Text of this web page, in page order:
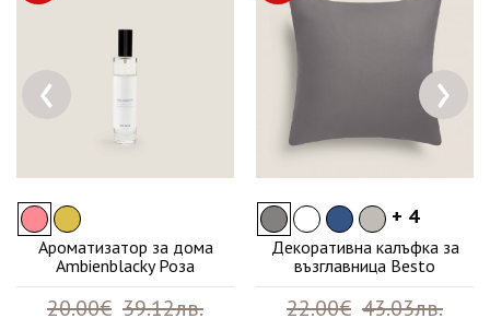
Ароматизатор за дома
Ambienblacky Роза
20.00€ 39.12лв.
+ 4
Декоративна калъфка за
възглавница Besto
22.00€ 43.03лв.
‹ ›